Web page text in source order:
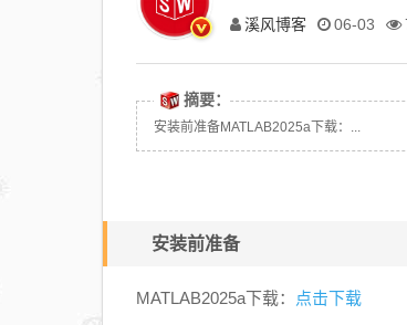
溪风博客 06-03
摘要：
安装前准备MATLAB2025a下载：...
安装前准备
MATLAB2025a下载： 点击下载